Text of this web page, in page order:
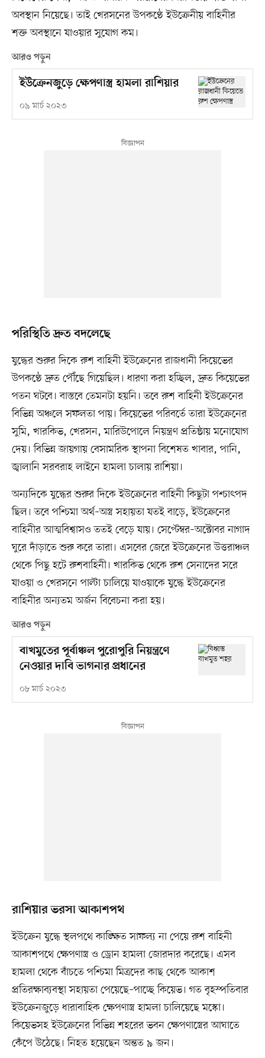
অবস্থান নিয়েছে। তাই খেরসনের উপকণ্ঠে ইউক্রেনীয় বাহিনীর
শক্ত অবস্থানে যাওয়ার সুযোগ কম।
আরও পড়ুন
ইউক্রেনজুড়ে ক্ষেপণাস্ত্র হামলা রাশিয়ার
০৯ মার্চ ২০২৩
পরিস্থিতি দ্রুত বদলেছে
যুদ্ধের শুরুর দিকে রুশ বাহিনী ইউক্রেনের রাজধানী কিয়েভের
উপকণ্ঠে দ্রুত পৌঁছে গিয়েছিল। ধারণা করা হচ্ছিল, দ্রুত কিয়েভের
পতন ঘটবে। বাস্তবে তেমনটা হয়নি। তবে রুশ বাহিনী ইউক্রেনের
বিভিন্ন অঞ্চলে সফলতা পায়। কিয়েভের পরিবর্তে তারা ইউক্রেনের
সুমি, খারকিভ, খেরসন, মারিউপোলে নিয়ন্ত্রণ প্রতিষ্ঠায় মনোযোগ
দেয়। বিভিন্ন জায়গায় বেসামরিক স্থাপনা বিশেষত খাবার, পানি,
জ্বালানি সরবরাহ লাইনে হামলা চালায় রাশিয়া।
অন্যদিকে যুদ্ধের শুরুর দিকে ইউক্রেনের বাহিনী কিছুটা পশ্চাৎপদ
ছিল। তবে পশ্চিমা অর্থ–অস্ত্র সহায়তা যতই বাড়ে, ইউক্রেনের
বাহিনীর আত্মবিশ্বাসও ততই বেড়ে যায়। সেপ্টেম্বর–অক্টোবর নাগাদ
ঘুরে দাঁড়াতে শুরু করে তারা। এসবের জেরে ইউক্রেনের উত্তরাঞ্চল
থেকে পিছু হটে রুশবাহিনী। খারকিভ থেকে রুশ সেনাদের সরে
যাওয়া ও খেরসনে পাল্টা চালিয়ে যাওয়াকে যুদ্ধে ইউক্রেনের
বাহিনীর অন্যতম অর্জন বিবেচনা করা হয়।
আরও পড়ুন
বাখমুতের পূর্বাঞ্চল পুরোপুরি নিয়ন্ত্রণে
নেওয়ার দাবি ভাগনার প্রধানের
০৮ মার্চ ২০২৩
রাশিয়ার ভরসা আকাশপথ
ইউক্রেন যুদ্ধে স্থলপথে কাঙ্ক্ষিত সাফল্য না পেয়ে রুশ বাহিনী
আকাশপথে ক্ষেপণাস্ত্র ও ড্রোন হামলা জোরদার করেছে। এসব
হামলা থেকে বাঁচতে পশ্চিমা মিত্রদের কাছ থেকে আকাশ
প্রতিরক্ষাব্যবস্থা সহায়তা পেয়েছে–পাচ্ছে কিয়েভ। গত বৃহস্পতিবার
ইউক্রেনজুড়ে ধারাবাহিক ক্ষেপণাস্ত্র হামলা চালিয়েছে মস্কো।
কিয়েভসহ ইউক্রেনের বিভিন্ন শহরের ভবন ক্ষেপণাস্ত্রের আঘাতে
কেঁপে উঠেছে। নিহত হয়েছেন অন্তত ৯ জন।